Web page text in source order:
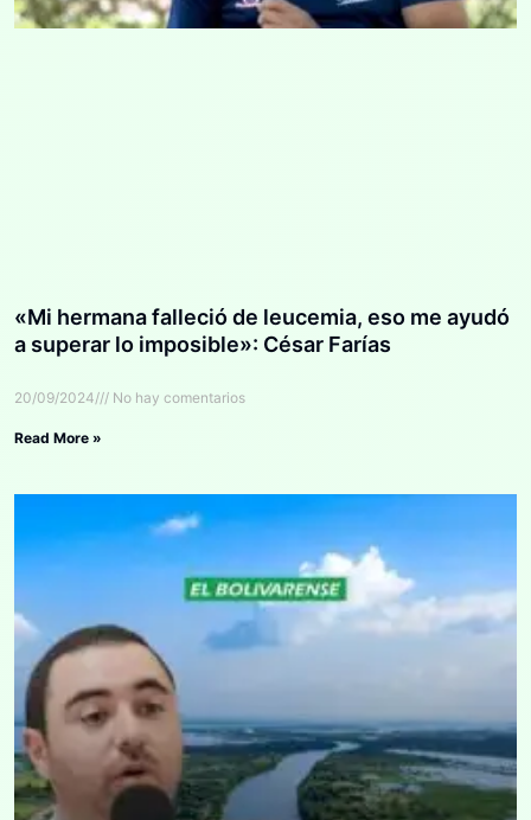
«Mi hermana falleció de leucemia, eso me ayudó
a superar lo imposible»: César Farías
20/09/2024 No hay comentarios
Read More »